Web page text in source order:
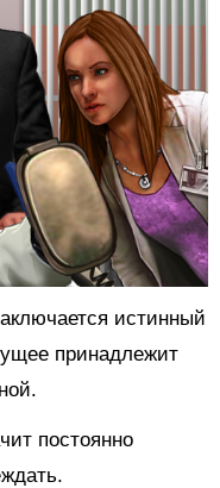
истинный
принадлежит
постоянно